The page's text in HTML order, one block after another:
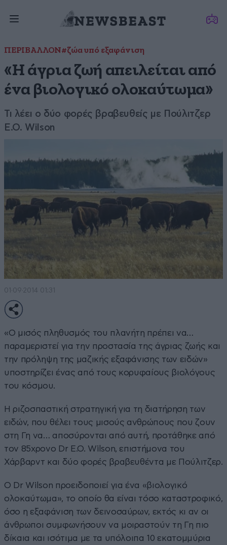
ΠΕΡΙΒΑΛΛΟΝ#ζώα υπό εξαφάνιση
«Η άγρια ζωή απειλείται από
ένα βιολογικό ολοκαύτωμα»
Τι λέει ο δύο φορές βραβευθείς με Πούλιτζερ
E.O. Wilson
01·09·2014 01:31
«Ο μισός πληθυσμός του πλανήτη πρέπει να…
παραμεριστεί για την προστασία της άγριας ζωής και
την πρόληψη της μαζικής εξαφάνισης των ειδών»
υποστηρίζει ένας από τους κορυφαίους βιολόγους
του κόσμου.
Η ριζοσπαστική στρατηγική για τη διατήρηση των
ειδών, που θέλει τους μισούς ανθρώπους που ζουν
στη Γη να… αποσύρονται από αυτή, προτάθηκε από
τον 85χρονο Dr E.O. Wilson, επιστήμονα του
Χάρβαρντ και δύο φορές βραβευθέντα με Πούλιτζερ.
Ο Dr Wilson προειδοποιεί για ένα «βιολογικό
ολοκαύτωμα», το οποίο θα είναι τόσο καταστροφικό,
όσο η εξαφάνιση των δεινοσαύρων, εκτός κι αν οι
άνθρωποι συμφωνήσουν να μοιραστούν τη Γη πιο
δίκαια και ισότιμα με τα υπόλοιπα 10 εκατομμύρια